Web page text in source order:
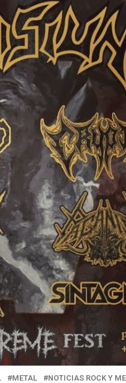
METAL NOTICIAS ROCK Y